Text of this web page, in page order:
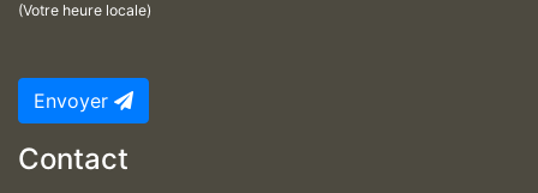
(Votre heure locale)
Envoyer
Contact